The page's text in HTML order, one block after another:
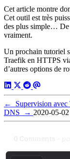
Cet article montre
Cet outil est très
des plus simple… De
vraiment.
Un prochain tutoriel
Traefik en HTTPS
d’autres options de
← Supervision avec
DNS
→ 2020-05-02